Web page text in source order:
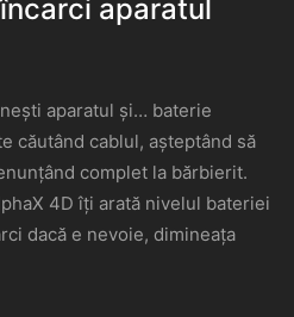
aparatul
aparatul și… baterie
căutând cablul, așteptând să
complet la bărbierit.
4D îți arată nivelul bateriei
dacă e nevoie, dimineața